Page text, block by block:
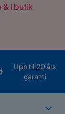
& i butik
Upp till 20 års
garanti